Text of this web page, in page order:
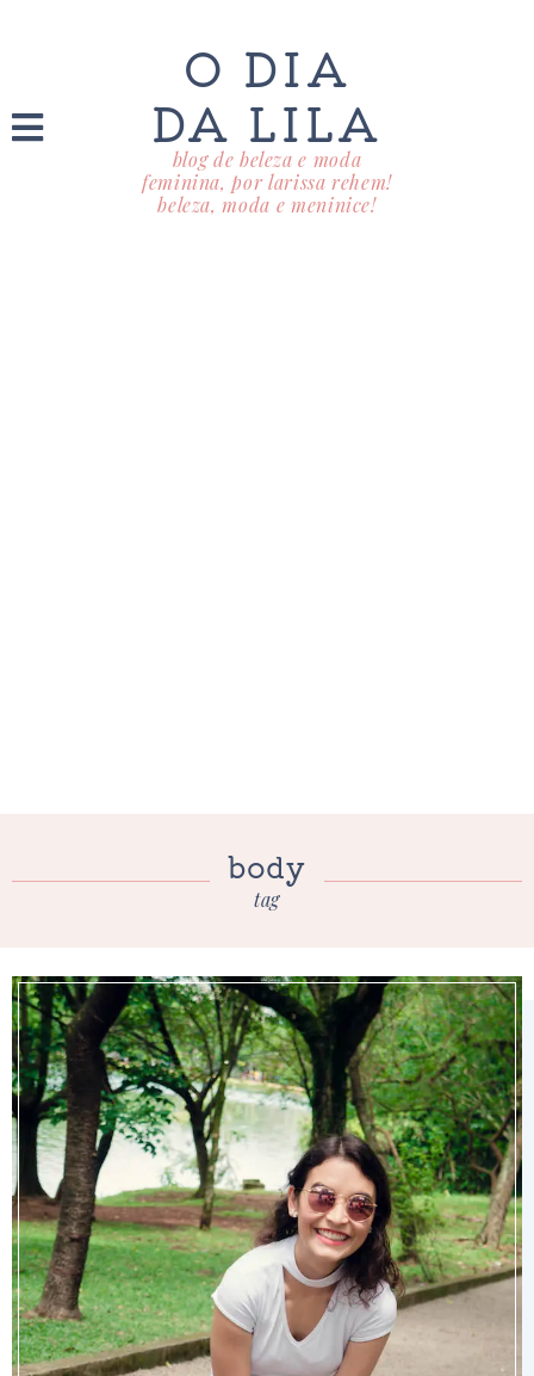
O DIA
DA LILA
blog de beleza e moda
feminina, por larissa rehem!
beleza, moda e meninice!
body
tag